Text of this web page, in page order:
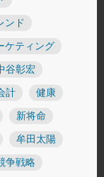
ンド
ケティング
谷彰宏
計 健康
新将命
牟田太陽
争戦略